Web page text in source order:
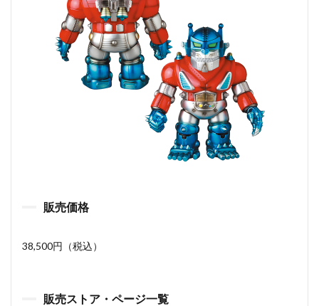
販売価格
38,500円（税込）
販売ストア・ページ一覧